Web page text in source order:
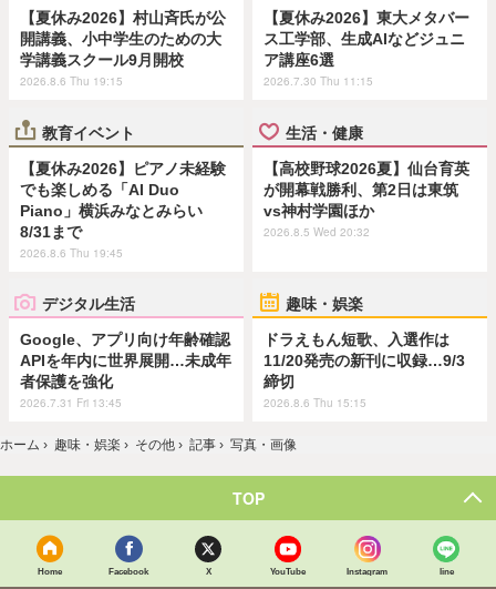
【夏休み2026】村山斉氏が公
開講義、小中学生のための大
学講義スクール9月開校
2026.8.6 Thu 19:15
【夏休み2026】東大メタバー
ス工学部、生成AIなどジュニ
ア講座6選
2026.7.30 Thu 11:15
教育イベント
【夏休み2026】ピアノ未経験
でも楽しめる「AI Duo
Piano」横浜みなとみらい
8/31まで
2026.8.6 Thu 19:45
生活・健康
【高校野球2026夏】仙台育英
が開幕戦勝利、第2日は東筑
vs神村学園ほか
2026.8.5 Wed 20:32
デジタル生活
Google、アプリ向け年齢確認
APIを年内に世界展開…未成年
者保護を強化
2026.7.31 Fri 13:45
趣味・娯楽
ドラえもん短歌、入選作は
11/20発売の新刊に収録…9/3
締切
2026.8.6 Thu 15:15
ホーム › 趣味・娯楽 › その他 › 記事 › 写真・画像
TOP
Home Facebook X YouTube Instagram line